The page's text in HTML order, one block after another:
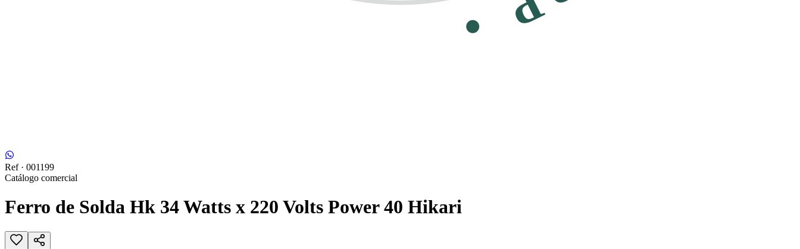
Ref · 001199
Catálogo comercial
Ferro de Solda Hk 34 Watts x 220 Volts Power 40 Hikari